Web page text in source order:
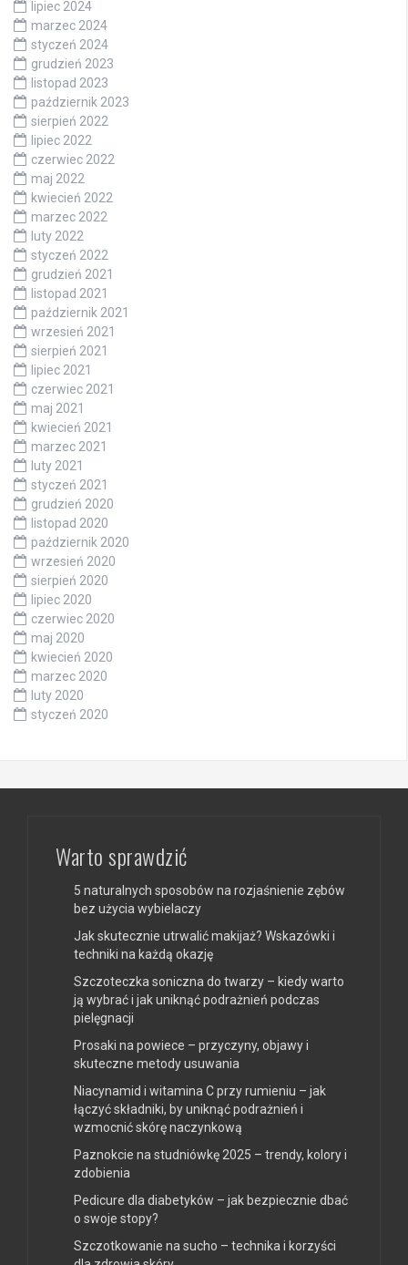
lipiec 2024
marzec 2024
styczeń 2024
grudzień 2023
listopad 2023
październik 2023
sierpień 2022
lipiec 2022
czerwiec 2022
maj 2022
kwiecień 2022
marzec 2022
luty 2022
styczeń 2022
grudzień 2021
listopad 2021
październik 2021
wrzesień 2021
sierpień 2021
lipiec 2021
czerwiec 2021
maj 2021
kwiecień 2021
marzec 2021
luty 2021
styczeń 2021
grudzień 2020
listopad 2020
październik 2020
wrzesień 2020
sierpień 2020
lipiec 2020
czerwiec 2020
maj 2020
kwiecień 2020
marzec 2020
luty 2020
styczeń 2020
Warto sprawdzić
5 naturalnych sposobów na rozjaśnienie zębów
bez użycia wybielaczy
Jak skutecznie utrwalić makijaż? Wskazówki i
techniki na każdą okazję
Szczoteczka soniczna do twarzy – kiedy warto
ją wybrać i jak uniknąć podrażnień podczas
pielęgnacji
Prosaki na powiece – przyczyny, objawy i
skuteczne metody usuwania
Niacynamid i witamina C przy rumieniu – jak
łączyć składniki, by uniknąć podrażnień i
wzmocnić skórę naczynkową
Paznokcie na studniówkę 2025 – trendy, kolory i
zdobienia
Pedicure dla diabetyków – jak bezpiecznie dbać
o swoje stopy?
Szczotkowanie na sucho – technika i korzyści